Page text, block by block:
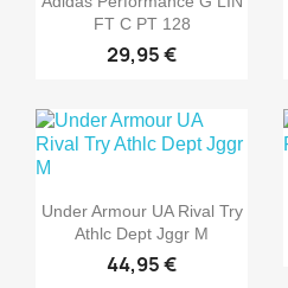
FT C PT 128
29,95 €
Under Armour UA Rival Try
Athlc Dept Jggr M
44,95 €